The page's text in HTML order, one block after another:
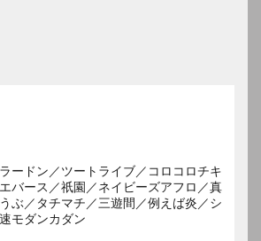
ードン／ツートライブ／コロコロチキ
バース／祇園／ネイビーズアフロ／真
ぶ／タチマチ／三遊間／例えば炎／シ
モダンカダン